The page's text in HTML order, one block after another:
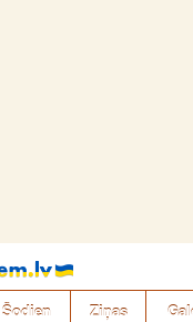
Šodien Ziņas